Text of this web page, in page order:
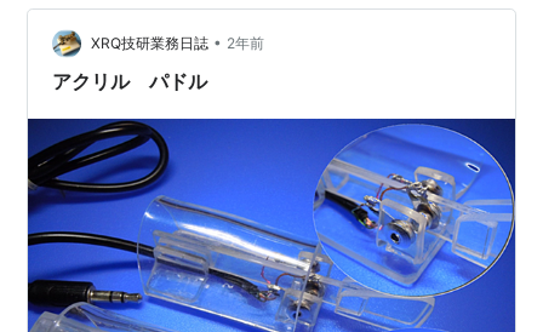
きる。それを親指か人差し指で左右に振って操作するこ
とで符号を生成するものである。理屈はわかってもなか
なか操作が難しそうなので試してみた。
XRQ技研業務日誌 • 2年前
アクリル パドル